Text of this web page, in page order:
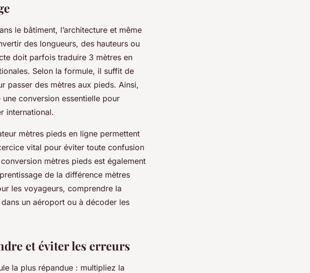
le bâtiment, l’architecture et même
des longueurs, des hauteurs ou
doit parfois traduire 3 mètres en
Selon la formule, il suffit de
passer des mètres aux pieds. Ainsi,
conversion essentielle pour
international.
mètres pieds en ligne permettent
vital pour éviter toute confusion
mètres pieds est également
de la différence mètres
les voyageurs, comprendre la
un aéroport ou à décoder les
et éviter les erreurs
la plus répandue : multipliez la